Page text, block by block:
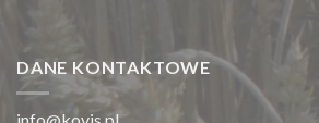
DANE KONTAKTOWE